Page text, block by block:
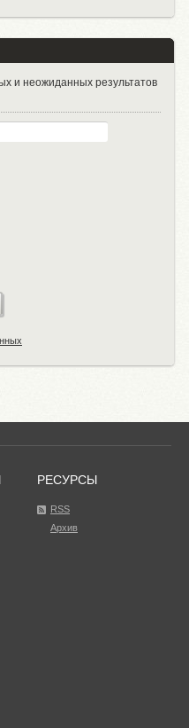
и неожиданных результатов
РЕСУРСЫ
RSS
Архив